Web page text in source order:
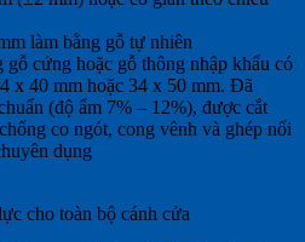
làm bằng gỗ tự nhiên
cứng hoặc gỗ thông nhập khẩu có
x 40 mm hoặc 34 x 50 mm. Đã
(độ ẩm 7% – 12%), được cắt
co ngót, cong vênh và ghép nối
dụng
cho toàn bộ cánh cửa